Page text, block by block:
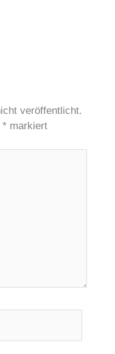
veröffentlicht.
* markiert